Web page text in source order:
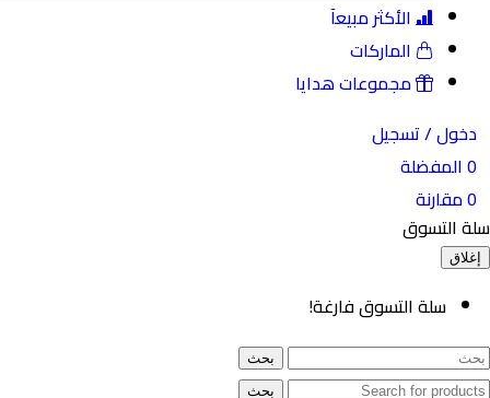
الأكثر مبيعآ
الماركات
مجموعات هدايا
/تسجيل
سلة التسوق فارغة!